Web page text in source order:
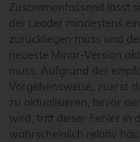
Zusammenfassend lässt
der Leader mindestens
zurückliegen muss und
neueste Minor-Version
muss. Aufgrund der
Vorgehensweise, zuerst
zu aktualisieren, bevor
wird, tritt dieser Fehler in
wahrscheinlich relativ